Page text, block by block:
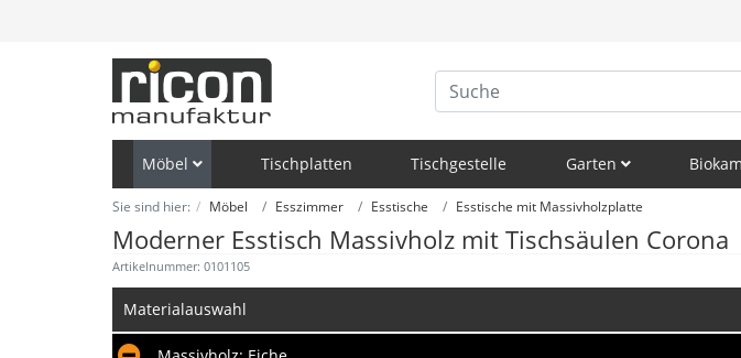
Möbel Tischplatten Tischgestelle Garten
Sie sind hier: Möbel Esszimmer Esstische Esstische mit Massivholzplatte
Moderner Esstisch Massivholz mit Tischsäulen Corona
Artikelnummer: 0101105
Materialauswahl